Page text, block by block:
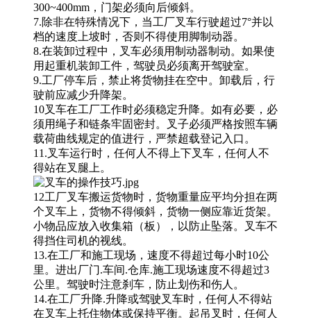
300~400mm，门架必须向后倾斜。
7.除非在特殊情况下，当工厂叉车行驶超过7°并以
档的速度上坡时，否则不得使用脚制动器。
8.在装卸过程中，叉车必须用制动器制动。如果使
用起重机装卸工件，驾驶员必须离开驾驶室。
9.工厂停车后，禁止将货物挂在空中。卸载后，行
驶前应减少升降架。
10叉车在工厂工作时必须稳定升降。如有必要，必
须用绳子和链条牢固密封。叉子必须严格按照车辆
载荷曲线规定的值进行，严禁超载登记入口。
11.叉车运行时，任何人不得上下叉车，任何人不
得站在叉腿上。
12工厂叉车搬运货物时，货物重量应平均分担在两
个叉车上，货物不得倾斜，货物一侧应靠近货架。
小物品应放入收集箱（板），以防止坠落。叉车不
得挡住司机的视线。
13.在工厂和施工现场，速度不得超过每小时10公
里。进出厂门.车间.仓库.施工现场速度不得超过3
公里。驾驶时注意刹车，防止划伤和伤人。
14.在工厂升降.升降或驾驶叉车时，任何人不得站
在叉车上托住物体或保持平衡。起吊叉时，任何人